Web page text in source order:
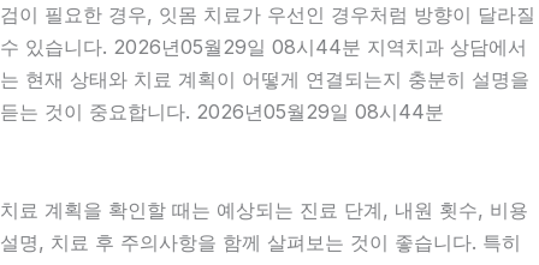
검이 필요한 경우, 잇몸 치료가 우선인 경우처럼 방향이 달라질
수 있습니다. 2026년05월29일 08시44분 지역치과 상담에서
는 현재 상태와 치료 계획이 어떻게 연결되는지 충분히 설명을
듣는 것이 중요합니다. 2026년05월29일 08시44분
치료 계획을 확인할 때는 예상되는 진료 단계, 내원 횟수, 비용
설명, 치료 후 주의사항을 함께 살펴보는 것이 좋습니다. 특히